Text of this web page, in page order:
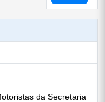
da Secretaria